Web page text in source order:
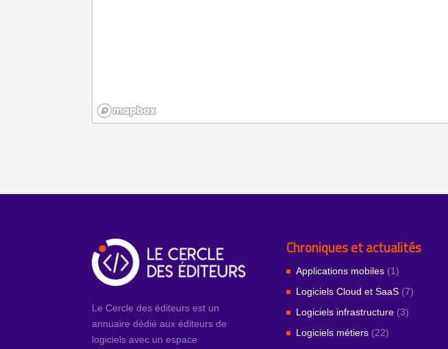
Le Cercle des éditeurs est un
annuaire dédié aux éditeurs de
logiciels avec un espace
Chroniques et actualités
Applications mobiles(1)
Logiciels Cloud et SaaS(7)
Logiciels infrastructure(3)
Logiciels métiers(22)